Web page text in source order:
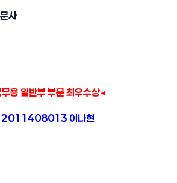
사
용 일반부 부문 최우수상◀
2011408013 이나현